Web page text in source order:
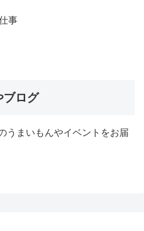
事
ブログ
うまいもんやイベントをお届